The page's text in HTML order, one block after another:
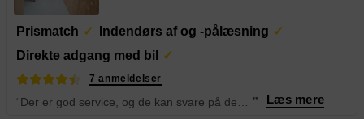
Prismatch
Indendørs af og -pålæsning
Direkte adgang med bil
7 anmeldelser
“Der er god service, og de kan svare på det man spørger om, jeg har været super glad for min box i næsten 10mdr. ” Læs mere